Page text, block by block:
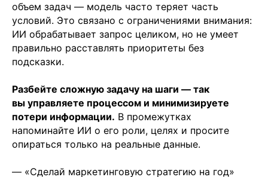
объем задач — модель часто теряет часть
условий. Это связано с ограничениями внимания:
ИИ обрабатывает запрос целиком, но не умеет
правильно расставлять приоритеты без
подсказки.
Разбейте сложную задачу на шаги — так
вы управляете процессом и минимизируете
потери информации. В промежутках
напоминайте ИИ о его роли, целях и просите
опираться только на реальные данные.
— «Сделай маркетинговую стратегию на год»